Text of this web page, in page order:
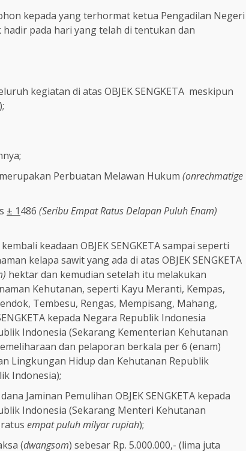
kepada yang terhormat ketua Pengadilan Negeri
pada hari yang telah di tentukan dan
kegiatan di atas OBJEK SENGKETA meskipun
Perbuatan Melawan Hukum (onrechmatige
± 1486 (Seribu Empat Ratus Delapan Puluh Enam)
keadaan OBJEK SENGKETA sampai seperti
kelapa sawit yang ada di atas OBJEK SENGKETA
hektar dan kemudian setelah itu melakukan
Kehutanan, seperti Kayu Meranti, Kempas,
Tembesu, Rengas, Mempisang, Mahang,
kepada Negara Republik Indonesia
Indonesia (Sekarang Kementerian Kehutanan
dan pelaporan berkala per 6 (enam)
Lingkungan Hidup dan Kehutanan Republik
Indonesia);
Jaminan Pemulihan OBJEK SENGKETA kepada
Indonesia (Sekarang Menteri Kehutanan
empat puluh milyar rupiah);
(dwangsom) sebesar Rp. 5.000.000,- (lima juta